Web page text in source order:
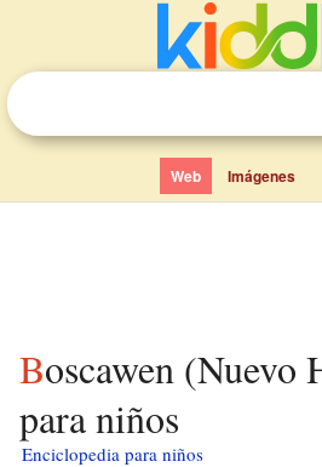
Web Imágenes
Boscawen (Nuevo Hampshire)
para niños
Enciclopedia para niños